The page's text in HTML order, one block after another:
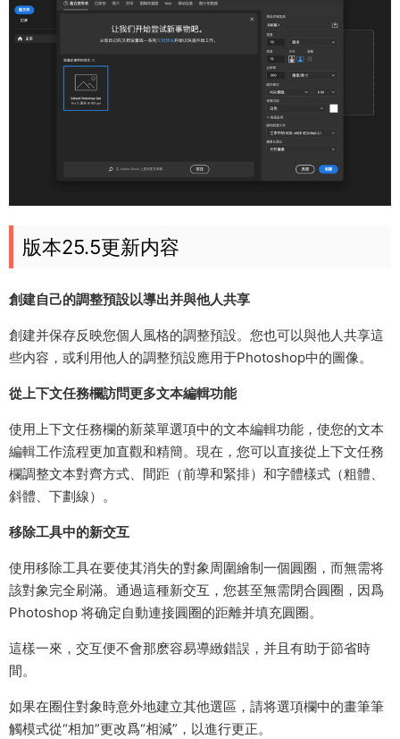
版本25.5更新内容
創建自己的調整預設以導出并與他人共享
創建并保存反映您個人風格的調整預設。您也可以與他人共享這
些内容，或利用他人的調整預設應用于Photoshop中的圖像。
從上下文任務欄訪問更多文本編輯功能
使用上下文任務欄的新菜單選項中的文本編輯功能，使您的文本
編輯工作流程更加直觀和精簡。現在，您可以直接從上下文任務
欄調整文本對齊方式、間距（前導和緊排）和字體樣式（粗體、
斜體、下劃線）。
移除工具中的新交互
使用移除工具在要使其消失的對象周圍繪制一個圓圈，而無需将
該對象完全刷滿。通過這種新交互，您甚至無需閉合圓圈，因爲
Photoshop 将确定自動連接圓圈的距離并填充圓圈。
這樣一來，交互便不會那麽容易導緻錯誤，并且有助于節省時
間。
如果在圈住對象時意外地建立其他選區，請将選項欄中的畫筆筆
觸模式從“相加”更改爲“相減”，以進行更正。